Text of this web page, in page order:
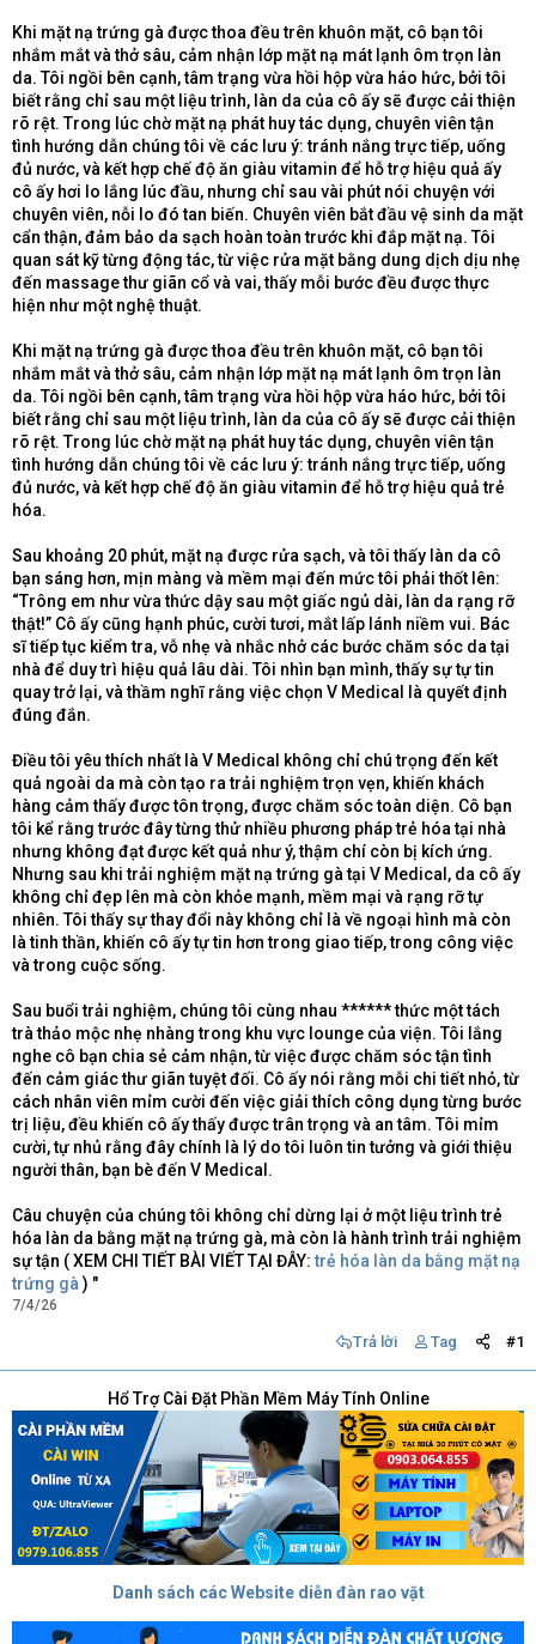
Khi mặt nạ trứng gà được thoa đều trên khuôn mặt, cô bạn tôi
nhắm mắt và thở sâu, cảm nhận lớp mặt nạ mát lạnh ôm trọn làn
da. Tôi ngồi bên cạnh, tâm trạng vừa hồi hộp vừa háo hức, bởi tôi
biết rằng chỉ sau một liệu trình, làn da của cô ấy sẽ được cải thiện
rõ rệt. Trong lúc chờ mặt nạ phát huy tác dụng, chuyên viên tận
tình hướng dẫn chúng tôi về các lưu ý: tránh nắng trực tiếp, uống
đủ nước, và kết hợp chế độ ăn giàu vitamin để hỗ trợ hiệu quả ấy
cô ấy hơi lo lắng lúc đầu, nhưng chỉ sau vài phút nói chuyện với
chuyên viên, nỗi lo đó tan biến. Chuyên viên bắt đầu vệ sinh da mặt
cẩn thận, đảm bảo da sạch hoàn toàn trước khi đắp mặt nạ. Tôi
quan sát kỹ từng động tác, từ việc rửa mặt bằng dung dịch dịu nhẹ
đến massage thư giãn cổ và vai, thấy mỗi bước đều được thực
hiện như một nghệ thuật.
Khi mặt nạ trứng gà được thoa đều trên khuôn mặt, cô bạn tôi
nhắm mắt và thở sâu, cảm nhận lớp mặt nạ mát lạnh ôm trọn làn
da. Tôi ngồi bên cạnh, tâm trạng vừa hồi hộp vừa háo hức, bởi tôi
biết rằng chỉ sau một liệu trình, làn da của cô ấy sẽ được cải thiện
rõ rệt. Trong lúc chờ mặt nạ phát huy tác dụng, chuyên viên tận
tình hướng dẫn chúng tôi về các lưu ý: tránh nắng trực tiếp, uống
đủ nước, và kết hợp chế độ ăn giàu vitamin để hỗ trợ hiệu quả trẻ
hóa.
Sau khoảng 20 phút, mặt nạ được rửa sạch, và tôi thấy làn da cô
bạn sáng hơn, mịn màng và mềm mại đến mức tôi phải thốt lên:
“Trông em như vừa thức dậy sau một giấc ngủ dài, làn da rạng rỡ
thật!” Cô ấy cũng hạnh phúc, cười tươi, mắt lấp lánh niềm vui. Bác
sĩ tiếp tục kiểm tra, vỗ nhẹ và nhắc nhở các bước chăm sóc da tại
nhà để duy trì hiệu quả lâu dài. Tôi nhìn bạn mình, thấy sự tự tin
quay trở lại, và thầm nghĩ rằng việc chọn V Medical là quyết định
đúng đắn.
Điều tôi yêu thích nhất là V Medical không chỉ chú trọng đến kết
quả ngoài da mà còn tạo ra trải nghiệm trọn vẹn, khiến khách
hàng cảm thấy được tôn trọng, được chăm sóc toàn diện. Cô bạn
tôi kể rằng trước đây từng thử nhiều phương pháp trẻ hóa tại nhà
nhưng không đạt được kết quả như ý, thậm chí còn bị kích ứng.
Nhưng sau khi trải nghiệm mặt nạ trứng gà tại V Medical, da cô ấy
không chỉ đẹp lên mà còn khỏe mạnh, mềm mại và rạng rỡ tự
nhiên. Tôi thấy sự thay đổi này không chỉ là về ngoại hình mà còn
là tinh thần, khiến cô ấy tự tin hơn trong giao tiếp, trong công việc
và trong cuộc sống.
Sau buổi trải nghiệm, chúng tôi cùng nhau ****** thức một tách
trà thảo mộc nhẹ nhàng trong khu vực lounge của viện. Tôi lắng
nghe cô bạn chia sẻ cảm nhận, từ việc được chăm sóc tận tình
đến cảm giác thư giãn tuyệt đối. Cô ấy nói rằng mỗi chi tiết nhỏ, từ
cách nhân viên mỉm cười đến việc giải thích công dụng từng bước
trị liệu, đều khiến cô ấy thấy được trân trọng và an tâm. Tôi mỉm
cười, tự nhủ rằng đây chính là lý do tôi luôn tin tưởng và giới thiệu
người thân, bạn bè đến V Medical.
Câu chuyện của chúng tôi không chỉ dừng lại ở một liệu trình trẻ
hóa làn da bằng mặt nạ trứng gà, mà còn là hành trình trải nghiệm
sự tận ( XEM CHI TIẾT BÀI VIẾT TẠI ĐÂY:trẻ hóa làn da bằng mặt nạ
trứng gà ) "
7/4/26
Trả lời Tag #1
Hổ Trợ Cài Đặt Phần Mềm Máy Tính Online
Danh sách các Website diễn đàn rao vặt